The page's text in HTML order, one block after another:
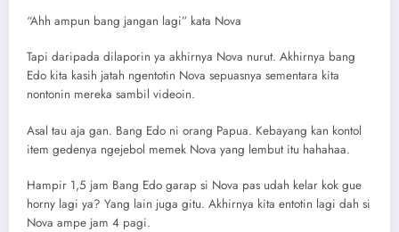
“Ahh ampun bang jangan lagi” kata Nova
Tapi daripada dilaporin ya akhirnya Nova nurut. Akhirnya bang
Edo kita kasih jatah ngentotin Nova sepuasnya sementara kita
nontonin mereka sambil videoin.
Asal tau aja gan. Bang Edo ni orang Papua. Kebayang kan kontol
item gedenya ngejebol memek Nova yang lembut itu hahahaa.
Hampir 1,5 jam Bang Edo garap si Nova pas udah kelar kok gue
horny lagi ya? Yang lain juga gitu. Akhirnya kita entotin lagi dah si
Nova ampe jam 4 pagi.